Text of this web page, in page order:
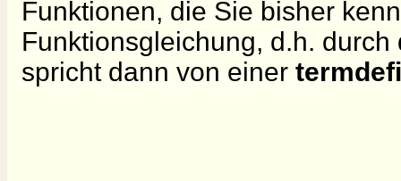
Funktionen, die Sie bisher
Funktionsgleichung, d.h.
spricht dann von einer